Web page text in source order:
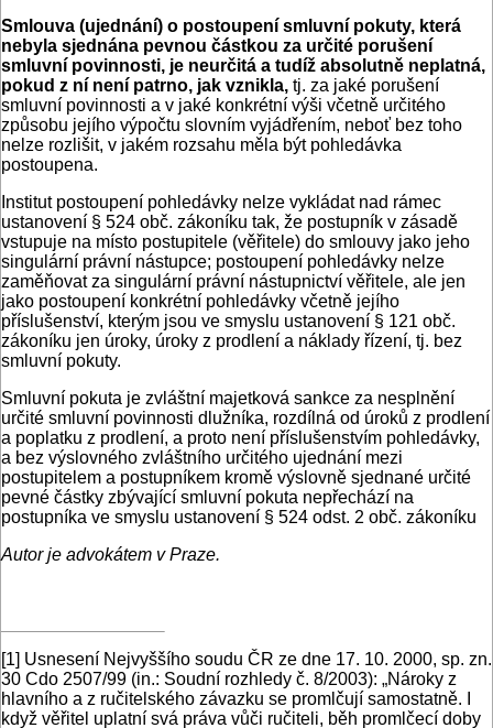
Smlouva (ujednání) o postoupení smluvní pokuty, která
nebyla sjednána pevnou částkou za určité porušení
smluvní povinnosti, je neurčitá a tudíž absolutně neplatná,
pokud z ní není patrno, jak vznikla, tj. za jaké porušení
smluvní povinnosti a v jaké konkrétní výši včetně určitého
způsobu jejího výpočtu slovním vyjádřením, neboť bez toho
nelze rozlišit, v jakém rozsahu měla být pohledávka
postoupena.
Institut postoupení pohledávky nelze vykládat nad rámec
ustanovení § 524 obč. zákoníku tak, že postupník v zásadě
vstupuje na místo postupitele (věřitele) do smlouvy jako jeho
singulární právní nástupce; postoupení pohledávky nelze
zaměňovat za singulární právní nástupnictví věřitele, ale jen
jako postoupení konkrétní pohledávky včetně jejího
příslušenství, kterým jsou ve smyslu ustanovení § 121 obč.
zákoníku jen úroky, úroky z prodlení a náklady řízení, tj. bez
smluvní pokuty.
Smluvní pokuta je zvláštní majetková sankce za nesplnění
určité smluvní povinnosti dlužníka, rozdílná od úroků z prodlení
a poplatku z prodlení, a proto není příslušenstvím pohledávky,
a bez výslovného zvláštního určitého ujednání mezi
postupitelem a postupníkem kromě výslovně sjednané určité
pevné částky zbývající smluvní pokuta nepřechází na
postupníka ve smyslu ustanovení § 524 odst. 2 obč. zákoníku
Autor je advokátem v Praze.
[1] Usnesení Nejvyššího soudu ČR ze dne 17. 10. 2000, sp. zn.
30 Cdo 2507/99 (in.: Soudní rozhledy č. 8/2003): „Nároky z
hlavního a z ručitelského závazku se promlčují samostatně. I
když věřitel uplatní svá práva vůči ručiteli, běh promlčecí doby